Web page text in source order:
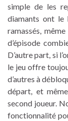
simple de les
diamants ont le
ramassés,
d’épisode
D’autre part, si
le jeu offre
d’autres à
départ, et
second joueur.
fonctionnalité